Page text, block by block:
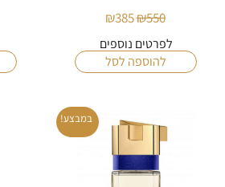
₪550
₪385
לפרטים נוספים
להוספה לסל
במבצע!